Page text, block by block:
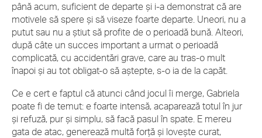
până acum, suficient de departe și i-a demonstrat că are
motivele să spere și să viseze foarte departe. Uneori, nu a
putut sau nu a știut să profite de o perioadă bună. Alteori,
după câte un succes important a urmat o perioadă
complicată, cu accidentări grave, care au tras-o mult
înapoi și au tot obligat-o să aștepte, s-o ia de la capăt.
Ce e cert e faptul că atunci când jocul îi merge, Gabriela
poate fi de temut: e foarte intensă, acaparează totul în jur
și refuză, pur și simplu, să facă pasul în spate. E mereu
gata de atac, generează multă forță și lovește curat,